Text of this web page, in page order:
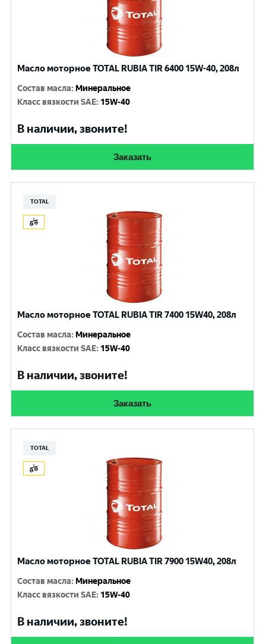
Масло моторное TOTAL RUBIA TIR 6400 15W-40, 208л
Состав масла: Минеральное
Класс вязкости SAE: 15W-40
В наличии, звоните!
Заказать
TOTAL
Масло моторное TOTAL RUBIA TIR 7400 15W40, 208л
Состав масла: Минеральное
Класс вязкости SAE: 15W-40
В наличии, звоните!
Заказать
TOTAL
Масло моторное TOTAL RUBIA TIR 7900 15W40, 208л
Состав масла: Минеральное
Класс вязкости SAE: 15W-40
В наличии, звоните!